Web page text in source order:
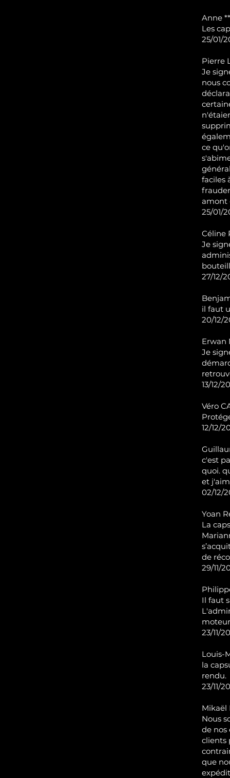
Anne
Les
25/01/
Pierre
Je
nous
ce
faciles
amont
25/01/
Céline
Je
27/12/
il faut
20/12/
Erwan
Je
13/12/
Véro
12/12/
c'est
quoi.
et
02/12/
Yoan
La
de
29/11/
Il faut
23/11/
Louis-
la
rendu.
23/11/
Mikaël
Nous
de nos
clients
que